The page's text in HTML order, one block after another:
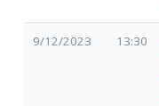
9/12/2023 13:30